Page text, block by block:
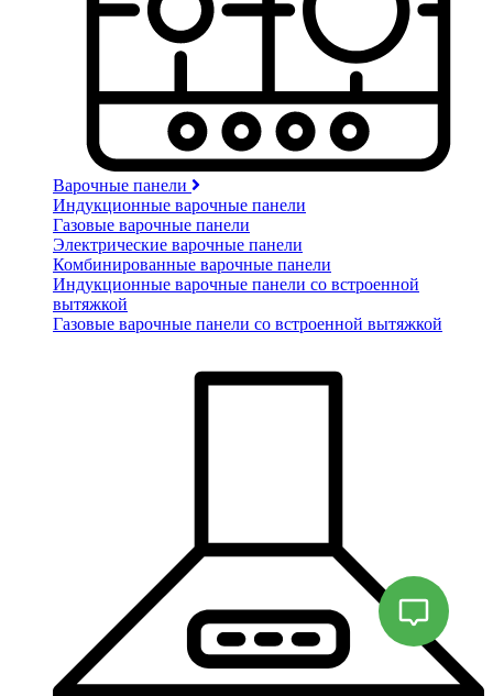
Варочные панели
Индукционные варочные панели
Газовые варочные панели
Электрические варочные панели
Комбинированные варочные панели
Индукционные варочные панели со встроенной
вытяжкой
Газовые варочные панели со встроенной вытяжкой